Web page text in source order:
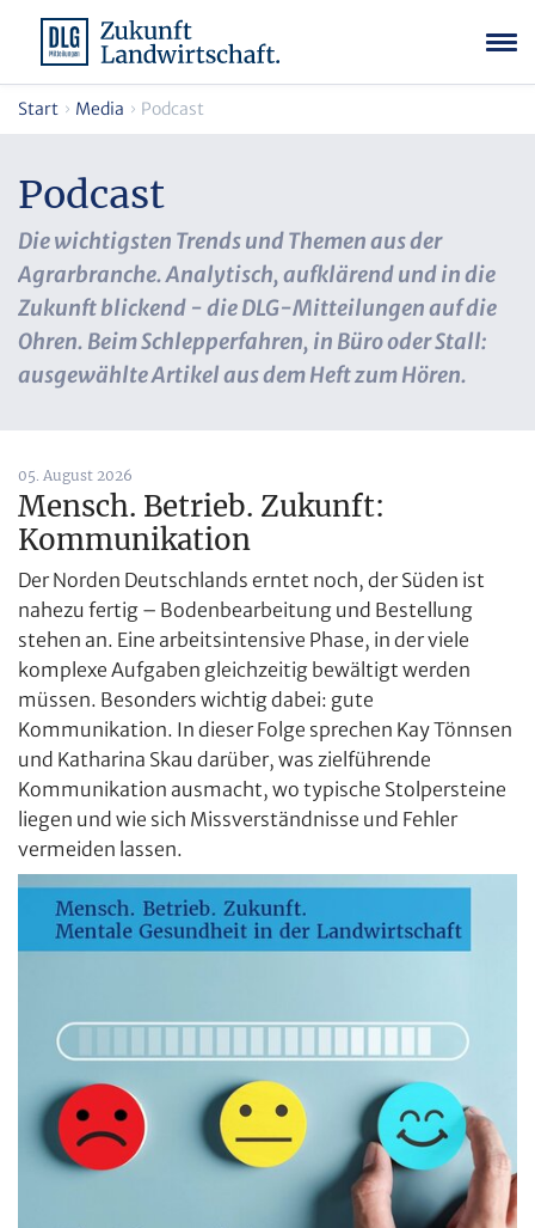
Start Media Podcast
Podcast
Die wichtigsten Trends und Themen aus der
Agrarbranche. Analytisch, aufklärend und in die
Zukunft blickend - die DLG-Mitteilungen auf die
Ohren. Beim Schlepperfahren, in Büro oder Stall:
ausgewählte Artikel aus dem Heft zum Hören.
05. August 2026
Mensch. Betrieb. Zukunft:
Kommunikation
Der Norden Deutschlands erntet noch, der Süden ist
nahezu fertig – Bodenbearbeitung und Bestellung
stehen an. Eine arbeitsintensive Phase, in der viele
komplexe Aufgaben gleichzeitig bewältigt werden
müssen. Besonders wichtig dabei: gute
Kommunikation. In dieser Folge sprechen Kay Tönnsen
und Katharina Skau darüber, was zielführende
Kommunikation ausmacht, wo typische Stolpersteine
liegen und wie sich Missverständnisse und Fehler
vermeiden lassen.